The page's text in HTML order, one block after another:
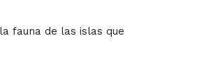
fauna de las islas que